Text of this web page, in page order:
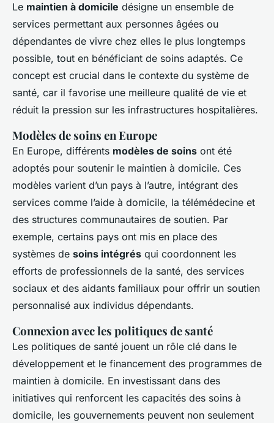
Pauline•21 novembre 2024•7 min de lecture
Le maintien à domicile désigne un ensemble de
services permettant aux personnes âgées ou
dépendantes de vivre chez elles le plus longtemps
possible, tout en bénéficiant de soins adaptés. Ce
concept est crucial dans le contexte du système de
santé, car il favorise une meilleure qualité de vie et
réduit la pression sur les infrastructures hospitalières.
Modèles de soins en Europe
En Europe, différents modèles de soins ont été
adoptés pour soutenir le maintien à domicile. Ces
modèles varient d’un pays à l’autre, intégrant des
services comme l’aide à domicile, la télémédecine et
des structures communautaires de soutien. Par
exemple, certains pays ont mis en place des
systèmes de soins intégrés qui coordonnent les
efforts de professionnels de la santé, des services
sociaux et des aidants familiaux pour offrir un soutien
personnalisé aux individus dépendants.
Connexion avec les politiques de santé
Les politiques de santé jouent un rôle clé dans le
développement et le financement des programmes de
maintien à domicile. En investissant dans des
initiatives qui renforcent les capacités des soins à
domicile, les gouvernements peuvent non seulement